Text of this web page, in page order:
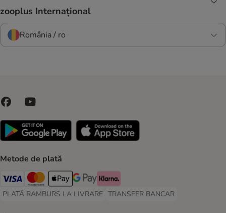
zooplus Internațional
România / ro
Metode de plată
Visa Payment Method
Master Card Payment Method
Apple Pay Payment Method
Google Pay Payment Method
Klarna Payment Method
PLATĂ RAMBURS LA LIVRARE
PLATĂ RAMBURS LA LIVRARE Payment Method
TRANSFER BANCAR
TRANSFER BANCAR Payment